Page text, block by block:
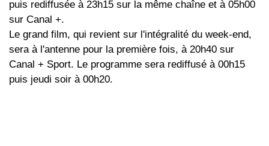
puis rediffusée à 23h15 sur la même chaîne et à 05h00
sur Canal +.
Le grand film, qui revient sur l'intégralité du week-end,
sera à l'antenne pour la première fois, à 20h40 sur
Canal + Sport. Le programme sera rediffusé à 00h15
puis jeudi soir à 00h20.